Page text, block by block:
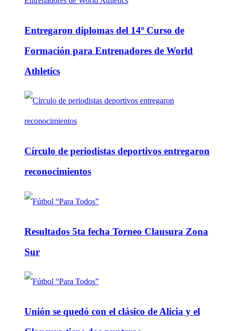
Entregaron diplomas del 14º Curso de
Formación para Entrenadores de World
Athletics
Círculo de periodistas deportivos entregaron
reconocimientos
Resultados 5ta fecha Torneo Clausura Zona
Sur
Unión se quedó con el clásico de Alicia y el